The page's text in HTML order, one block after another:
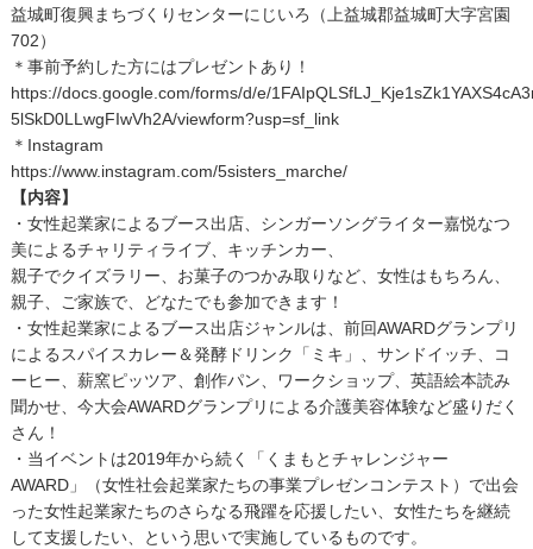
益城町復興まちづくりセンターにじいろ（上益城郡益城町大字宮園
702）
＊事前予約した方にはプレゼントあり！
https://docs.google.com/forms/d/e/
5lSkD0LLwgFIwVh2A/viewform?usp=sf_link
＊Instagram
https://www.instagram.com/5sisters_marche/
【内容】
・女性起業家によるブース出店、シンガーソングライター嘉悦なつ
美によるチャリティライブ、キッチンカー、
親子でクイズラリー、お菓子のつかみ取りなど、女性はもちろん、
親子、ご家族で、どなたでも参加できます！
・女性起業家によるブース出店ジャンルは、前回AWARDグランプリ
によるスパイスカレー＆発酵ドリンク「ミキ」、サンドイッチ、コ
ーヒー、薪窯ピッツア、創作パン、ワークショップ、英語絵本読み
聞かせ、今大会AWARDグランプリによる介護美容体験など盛りだく
さん！
・当イベントは2019年から続く「くまもとチャレンジャー
AWARD」（女性社会起業家たちの事業プレゼンコンテスト）で出会
った女性起業家たちのさらなる飛躍を応援したい、女性たちを継続
して支援したい、という思いで実施しているものです。